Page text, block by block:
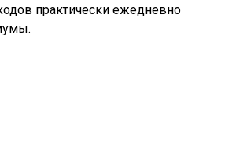
практически ежедневно